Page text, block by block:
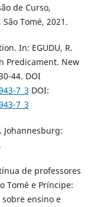
de Curso,
Tomé, 2021.
In: EGUDU, R.
Predicament. New
44. DOI
7_3 DOI:
7_3
Johannesburg:
de professores
Tomé e Príncipe:
ensino e